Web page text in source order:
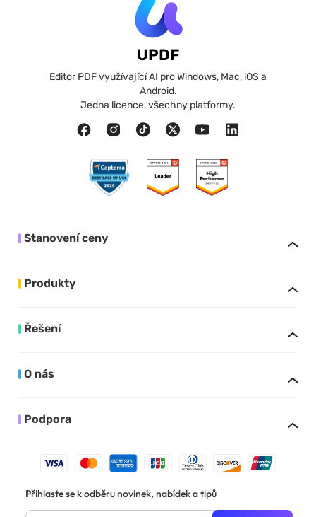
UPDF
Editor PDF využívající AI pro Windows, Mac, iOS a
Android.
Jedna licence, všechny platformy.
Stanovení ceny
Produkty
Řešení
O nás
Podpora
Přihlaste se k odběru novinek, nabídek a tipů